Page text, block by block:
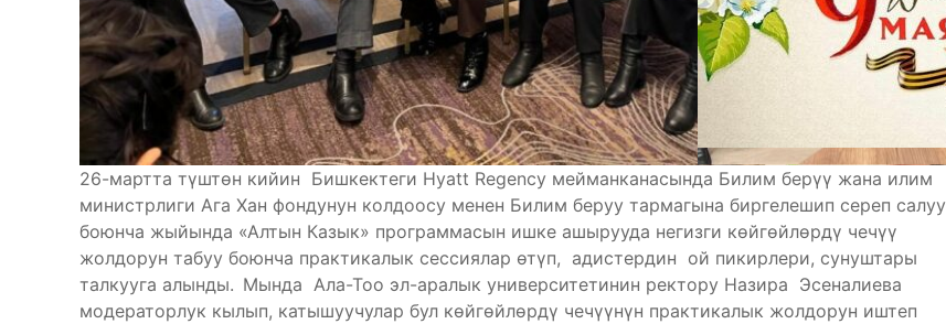
26-мартта түштөн кийин Бишкектеги Hyatt Regency мейманканасында Билим берүү жана илим
министрлиги Ага Хан фондунун колдоосу менен Билим беруу тармагына биргелешип сереп салуу
боюнча жыйында «Алтын Казык» программасын ишке ашырууда негизги көйгөйлөрдү чечүү
жолдорун табуу боюнча практикалык сессиялар өтүп, адистердин ой пикирлери, сунуштары
талкууга алынды. Мында Ала-Тоо эл-аралык университетинин ректору Назира Эсеналиева
модераторлук кылып, катышуучулар бул көйгөйлөрдү чечүүнүн практикалык жолдорун иштеп